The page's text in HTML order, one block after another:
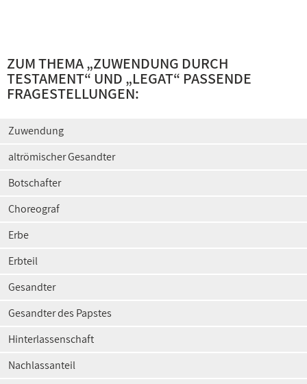
ZUM THEMA „ZUWENDUNG DURCH
TESTAMENT“ UND „LEGAT“ PASSENDE
FRAGESTELLUNGEN:
Zuwendung
altrömischer Gesandter
Botschafter
Choreograf
Erbe
Erbteil
Gesandter
Gesandter des Papstes
Hinterlassenschaft
Nachlassanteil